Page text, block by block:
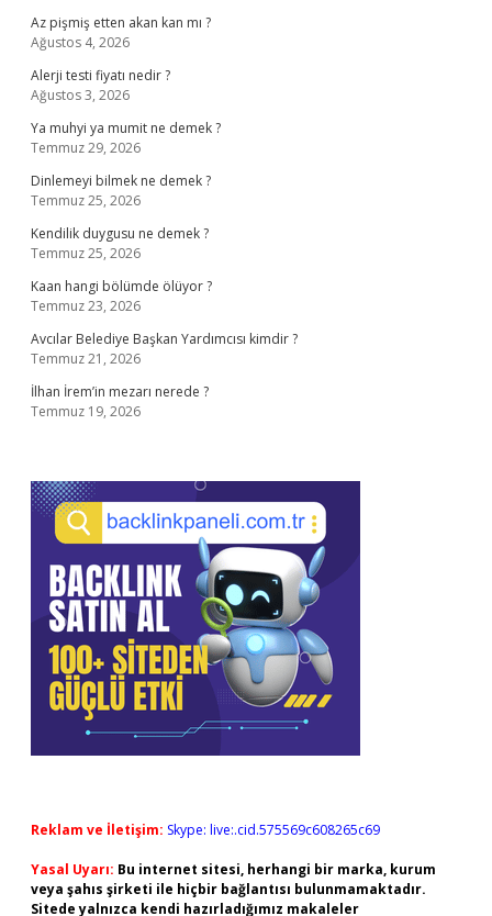
Az pişmiş etten akan kan mı ?
Ağustos 4, 2026
Alerji testi fiyatı nedir ?
Ağustos 3, 2026
Ya muhyi ya mumit ne demek ?
Temmuz 29, 2026
Dinlemeyi bilmek ne demek ?
Temmuz 25, 2026
Kendilik duygusu ne demek ?
Temmuz 25, 2026
Kaan hangi bölümde ölüyor ?
Temmuz 23, 2026
Avcılar Belediye Başkan Yardımcısı kimdir ?
Temmuz 21, 2026
İlhan İrem’in mezarı nerede ?
Temmuz 19, 2026
Reklam ve İletişim: Skype: live:.cid.575569c608265c69
Yasal Uyarı: Bu internet sitesi, herhangi bir marka, kurum
veya şahıs şirketi ile hiçbir bağlantısı bulunmamaktadır.
Sitede yalnızca kendi hazırladığımız makaleler